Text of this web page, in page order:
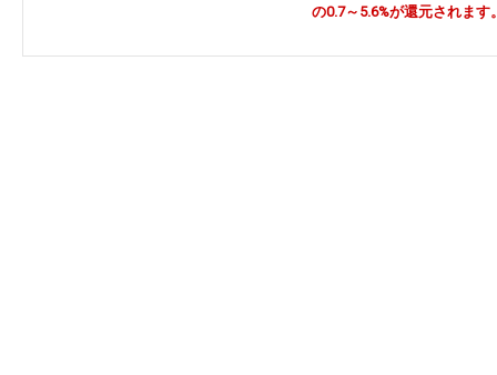
の0.7～5.6%が還元されます